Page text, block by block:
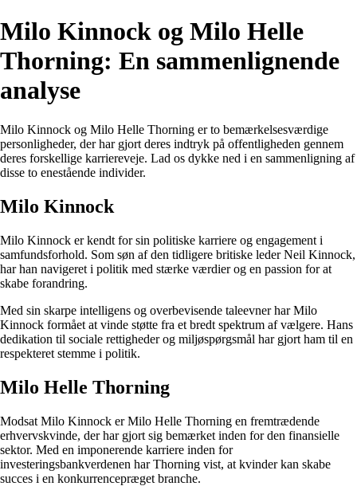
Milo Kinnock og Milo Helle
Thorning: En sammenlignende
analyse
Milo Kinnock og Milo Helle Thorning er to bemærkelsesværdige
personligheder, der har gjort deres indtryk på offentligheden gennem
deres forskellige karriereveje. Lad os dykke ned i en sammenligning af
disse to enestående individer.
Milo Kinnock
Milo Kinnock er kendt for sin politiske karriere og engagement i
samfundsforhold. Som søn af den tidligere britiske leder Neil Kinnock,
har han navigeret i politik med stærke værdier og en passion for at
skabe forandring.
Med sin skarpe intelligens og overbevisende taleevner har Milo
Kinnock formået at vinde støtte fra et bredt spektrum af vælgere. Hans
dedikation til sociale rettigheder og miljøspørgsmål har gjort ham til en
respekteret stemme i politik.
Milo Helle Thorning
Modsat Milo Kinnock er Milo Helle Thorning en fremtrædende
erhvervskvinde, der har gjort sig bemærket inden for den finansielle
sektor. Med en imponerende karriere inden for
investeringsbankverdenen har Thorning vist, at kvinder kan skabe
succes i en konkurrencepræget branche.